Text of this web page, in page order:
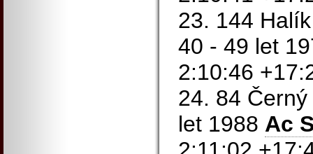
23. 144
40 - 49 let
2:10:46
24. 84
let 1988 Ac